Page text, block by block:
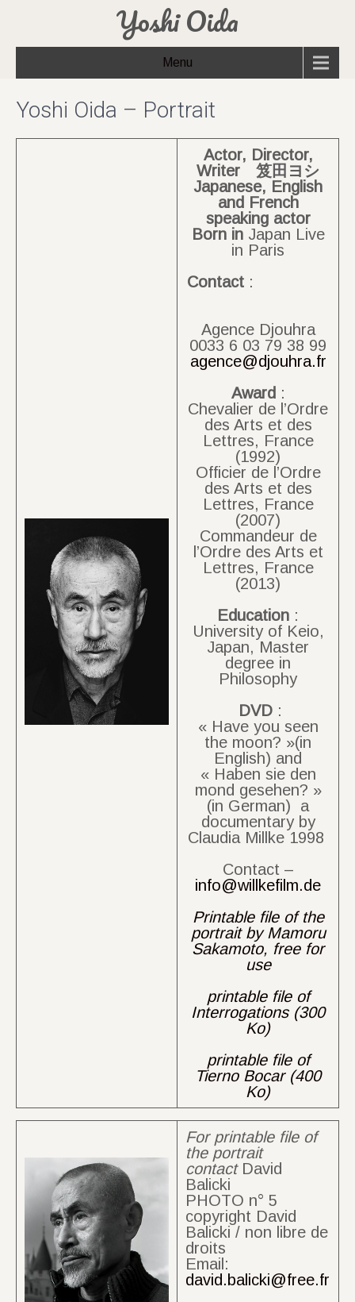
Yoshi Oida
Menu
Yoshi Oida – Portrait
Actor, Director,
Writer 笈田ヨシ
Japanese, English
and French
speaking actor
Born inJapan Live
in Paris
Contact:
Agence Djouhra
0033 6 03 79 38 99
agence@djouhra.fr
Award :
Chevalier de l’Ordre
des Arts et des
Lettres, France
(1992)
Officier de l’Ordre
des Arts et des
Lettres, France
(2007)
Commandeur de
l’Ordre des Arts et
Lettres, France
(2013)
Education :
University of Keio,
Japan, Master
degree in
Philosophy
DVD :
« Have you seen
the moon? »(in
English) and
« Haben sie den
mond gesehen? »
(in German) a
documentary by
Claudia Millke 1998
Contact –
info@willkefilm.de
Printable file of the
portrait by Mamoru
Sakamoto, free for
use
printable file of
Interrogations (300
Ko)
printable file of
Tierno Bocar (400
Ko)
For printable file of
the portrait
contact David
Balicki
PHOTO n° 5
copyright David
Balicki / non libre de
droits
Email:
david.balicki@free.fr